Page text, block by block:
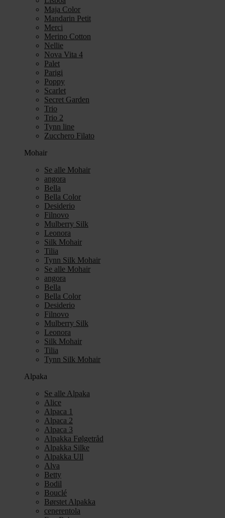
Maja Color
Mandarin Petit
Merci
Merino Cotton
Nellie
Nova Vita 4
Palet
Parigi
Poppy
Scarlet
Secret Garden
Trio
Trio 2
Tynn line
Zucchero Filato
Mohair
Se alle Mohair
angora
Bella
Bella Color
Desiderio
Filnovo
Mulberry Silk
Leonora
Silk Mohair
Tilia
Tynn Silk Mohair
Se alle Mohair
angora
Bella
Bella Color
Desiderio
Filnovo
Mulberry Silk
Leonora
Silk Mohair
Tilia
Tynn Silk Mohair
Alpaka
Se alle Alpaka
Alice
Alpaca 1
Alpaca 2
Alpaca 3
Alpakka Følgetråd
Alpakka Silke
Alpakka Ull
Alva
Betty
Bodil
Bouclé
Børstet Alpakka
cenerentola